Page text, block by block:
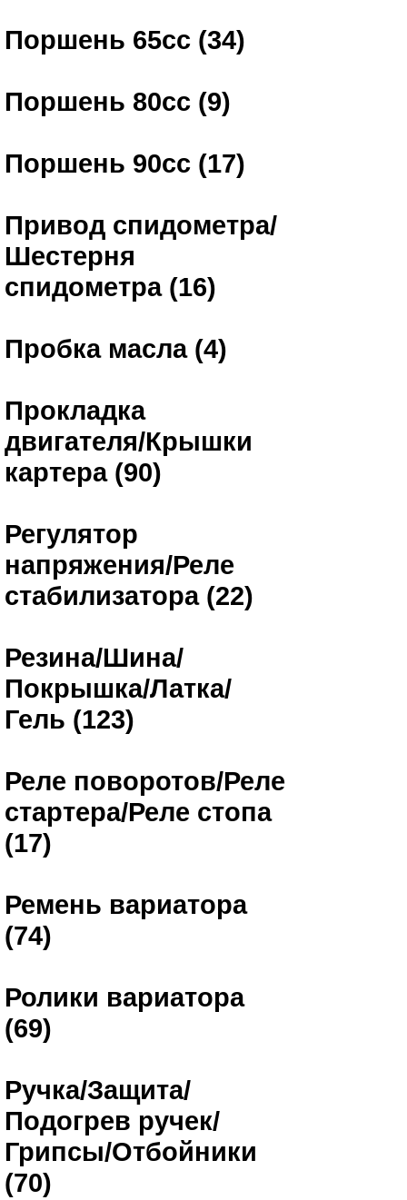
Поршень 65сс (34)
Поршень 80сс (9)
Поршень 90сс (17)
Привод спидометра/
Шестерня
спидометра (16)
Пробка масла (4)
Прокладка
двигателя/Крышки
картера (90)
Регулятор
напряжения/Реле
стабилизатора (22)
Резина/Шина/
Покрышка/Латка/
Гель (123)
Реле поворотов/Реле
стартера/Реле стопа
(17)
Ремень вариатора
(74)
Ролики вариатора
(69)
Ручка/Защита/
Подогрев ручек/
Грипсы/Отбойники
(70)